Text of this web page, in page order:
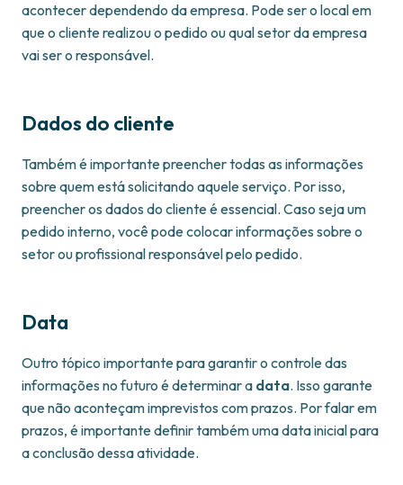
acontecer dependendo da empresa. Pode ser o local em
que o cliente realizou o pedido ou qual setor da empresa
vai ser o responsável.
Dados do cliente
Também é importante preencher todas as informações
sobre quem está solicitando aquele serviço. Por isso,
preencher os dados do cliente é essencial. Caso seja um
pedido interno, você pode colocar informações sobre o
setor ou profissional responsável pelo pedido.
Data
Outro tópico importante para garantir o controle das
informações no futuro é determinar a data. Isso garante
que não aconteçam imprevistos com prazos. Por falar em
prazos, é importante definir também uma data inicial para
a conclusão dessa atividade.